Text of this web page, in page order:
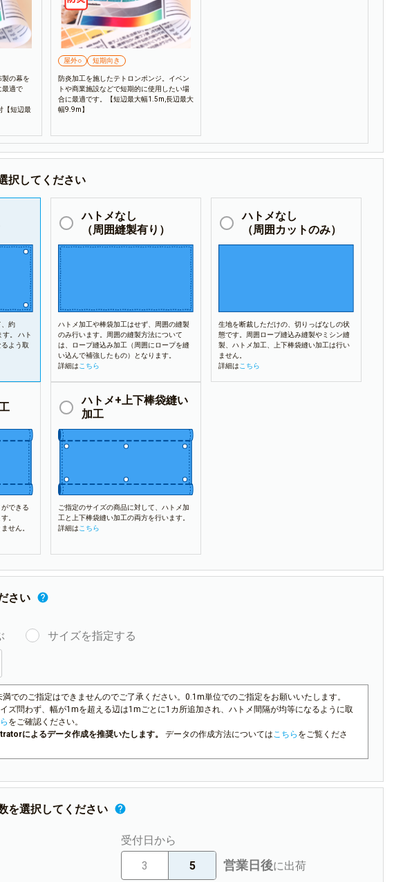
製の幕を
最適で
【短辺最
屋外○ 短期向き
防炎加工を施したテトロンポンジ。イベン
トや商業施設などで短期的に使用したい場
合に最適です。【短辺最大幅1.5m,長辺最大
幅9.9m】
択してください
、約
。 ハト
よう取
ハトメなし
（周囲縫製有り）
ハトメ加工や棒袋加工はせず、周囲の縫製
のみ行います。周囲の縫製方法について
は、ロープ縫込み加工（周囲にロープを縫
い込んで補強したもの）となります。
詳細はこちら
ハトメなし
（周囲カットのみ）
生地を断裁しただけの、切りっぱなしの状
態です。周囲ロープ縫込み縫製やミシン縫
製、ハトメ加工、上下棒袋縫い加工は行い
ません。
詳細はこちら
できる
。
せん。
ハトメ+上下棒袋縫い
加工
ご指定のサイズの商品に対して、ハトメ加
工と上下棒袋縫い加工の両方を行います。
詳細は こちら
さい
サイズを指定する
でのご指定はできませんのでご了承ください。0.1m単位でのご指定をお願いいたします。
ズ問わず、幅が1mを超える辺は1mごとに1カ所追加され、ハトメ間隔が均等になるように取
をご確認ください。
によるデータ作成を推奨いたします。 データの作成方法についてはこちら をご覧くださ
を選択してください
受付日から
3
5 営業日後に出荷